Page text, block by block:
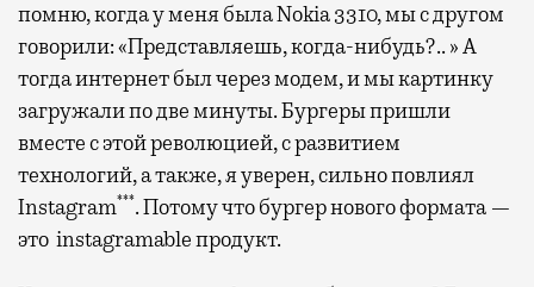
помню, когда у меня была Nokia 3310, мы с другом
говорили: «Представляешь, когда-нибудь?.. » А
тогда интернет был через модем, и мы картинку
загружали по две минуты. Бургеры пришли
вместе с этой революцией, с развитием
технологий, а также, я уверен, сильно повлиял
Instagram***. Потому что бургер нового формата —
это instagramable продукт.